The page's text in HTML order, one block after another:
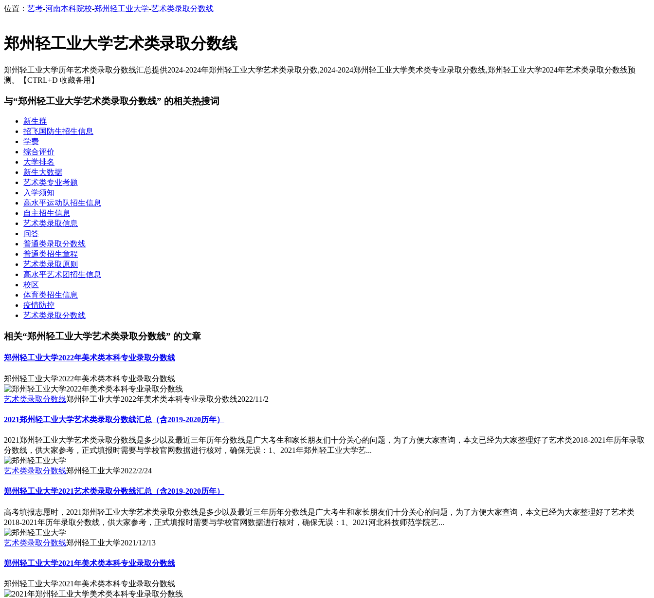
位置： 艺考-河南本科院校-郑州轻工业大学-艺术类录取分数线
郑州轻工业大学艺术类录取分数线
郑州轻工业大学历年艺术类录取分数线汇总提供2024-2024年郑州轻工业大学艺术类录取分数,2024-2024郑州轻工业大学美术类专业录取分数线,郑州轻工业大学2024年艺术类录取分数线预
测。【CTRL+D 收藏备用】
与“郑州轻工业大学艺术类录取分数线” 的相关热搜词
新生群
招飞国防生招生信息
学费
综合评价
大学排名
新生大数据
艺术类专业考题
入学须知
高水平运动队招生信息
自主招生信息
艺术类录取信息
问答
普通类录取分数线
普通类招生章程
艺术类录取原则
高水平艺术团招生信息
校区
体育类招生信息
疫情防控
艺术类录取分数线
相关“郑州轻工业大学艺术类录取分数线” 的文章
郑州轻工业大学2022年美术类本科专业录取分数线
郑州轻工业大学2022年美术类本科专业录取分数线
艺术类录取分数线郑州轻工业大学2022年美术类本科专业录取分数线2022/11/2
2021郑州轻工业大学艺术类录取分数线汇总（含2019-2020历年）
2021郑州轻工业大学艺术类录取分数线是多少以及最近三年历年分数线是广大考生和家长朋友们十分关心的问题，为了方便大家查询，本文已经为大家整理好了艺术类2018-2021年历年录取
分数线，供大家参考，正式填报时需要与学校官网数据进行核对，确保无误：1、2021年郑州轻工业大学艺...
艺术类录取分数线郑州轻工业大学2022/2/24
郑州轻工业大学2021艺术类录取分数线汇总（含2019-2020历年）
高考填报志愿时，2021郑州轻工业大学艺术类录取分数线是多少以及最近三年历年分数线是广大考生和家长朋友们十分关心的问题，为了方便大家查询，本文已经为大家整理好了艺术类
2018-2021年历年录取分数线，供大家参考，正式填报时需要与学校官网数据进行核对，确保无误：1、2021河北科技师范学院艺...
艺术类录取分数线郑州轻工业大学2021/12/13
郑州轻工业大学2021年美术类本科专业录取分数线
郑州轻工业大学2021年美术类本科专业录取分数线